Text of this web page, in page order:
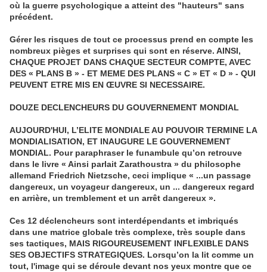
où la guerre psychologique a atteint des "hauteurs" sans
précédent.
Gérer les risques de tout ce processus prend en compte les
nombreux pièges et surprises qui sont en réserve. AINSI,
CHAQUE PROJET DANS CHAQUE SECTEUR COMPTE, AVEC
DES « PLANS B » - ET MEME DES PLANS « C » ET « D » - QUI
PEUVENT ETRE MIS EN ŒUVRE SI NECESSAIRE.
DOUZE DECLENCHEURS DU GOUVERNEMENT MONDIAL
AUJOURD'HUI, L’ELITE MONDIALE AU POUVOIR TERMINE LA
MONDIALISATION, ET INAUGURE LE GOUVERNEMENT
MONDIAL. Pour paraphraser le funambule qu’on retrouve
dans le livre « Ainsi parlait Zarathoustra » du philosophe
allemand Friedrich Nietzsche, ceci implique « ...un passage
dangereux, un voyageur dangereux, un ... dangereux regard
en arrière, un tremblement et un arrêt dangereux ».
Ces 12 déclencheurs sont interdépendants et imbriqués
dans une matrice globale très complexe, très souple dans
ses tactiques, MAIS RIGOUREUSEMENT INFLEXIBLE DANS
SES OBJECTIFS STRATEGIQUES. Lorsqu’on la lit comme un
tout, l'image qui se déroule devant nos yeux montre que ce